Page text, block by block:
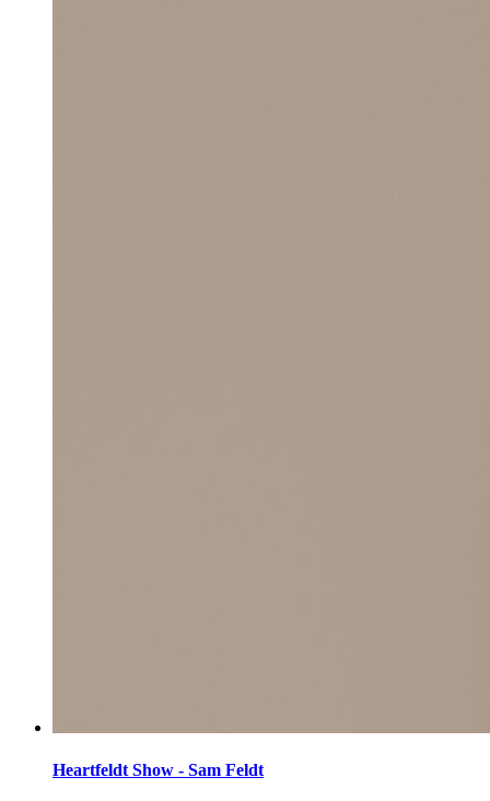
Heartfeldt Show - Sam Feldt